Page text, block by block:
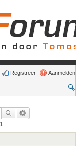
Aanmelden
Registreer
1